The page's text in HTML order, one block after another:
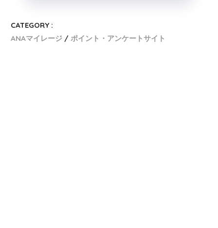
CATEGORY :
ANAマイレージ
ポイント・アンケートサイト